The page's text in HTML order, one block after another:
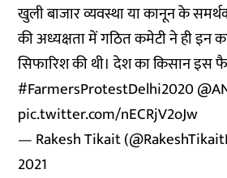
खुली बाजार व्यवस्था या कानून के
की अध्यक्षता में गठित कमेटी ने ही इन
सिफारिश की थी। देश का किसान इस
#FarmersProtestDelhi2020
pic.twitter.com/nECRjV2oJw
— Rakesh Tikait
2021